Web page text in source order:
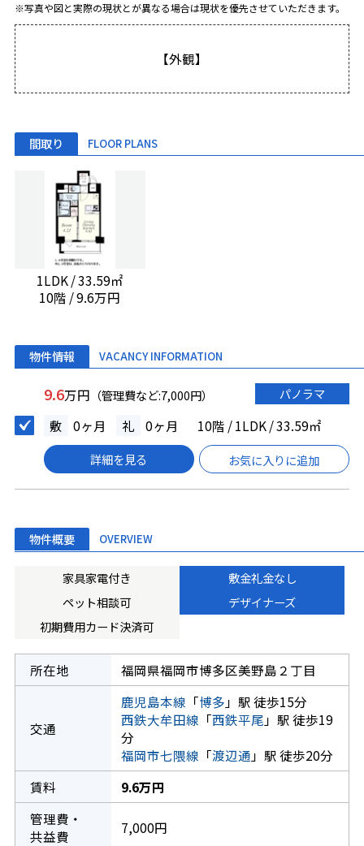
※写真や図と実際の現状とが異なる場合は現状を優先させていただきます。
【外観】
間取り FLOOR PLANS
1LDK / 33.59㎡
10階 / 9.6万円
物件情報 VACANCY INFORMATION
9.6万円 （管理費など:7,000円） パノラマ
敷 0ヶ月 礼 0ヶ月 10階 / 1LDK / 33.59㎡
詳細を見る お気に入りに追加
物件概要 OVERVIEW
家具家電付き
敷金礼金なし
ペット相談可
デザイナーズ
初期費用カード決済可
所在地 福岡県福岡市博多区美野島２丁目
交通
鹿児島本線 「博多 」駅 徒歩15分
西鉄大牟田線 「西鉄平尾 」駅 徒歩19
分
福岡市七隈線 「渡辺通 」駅 徒歩20分
賃料
9.6万円
管理費・
共益費
7,000円